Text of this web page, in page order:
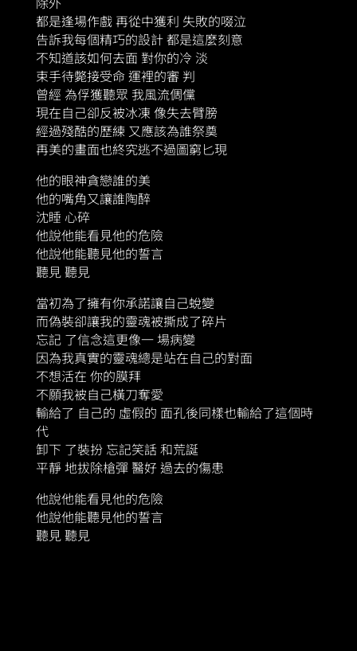
都是逢場作戲 再從中獲利 失敗的啜泣
告訴我每個精巧的設計 都是這麼刻意
不知道該如何去面 對你的冷 淡
束手待斃接受命 運裡的審 判
曾經 為俘獲聽眾 我風流倜儻
現在自己卻反被冰凍 像失去臂膀
經過殘酷的歷練 又應該為誰祭奠
再美的畫面也終究逃不過圖窮匕現
他的眼神貪戀誰的美
他的嘴角又讓誰陶醉
沈睡 心碎
他說他能看見他的危險
他說他能聽見他的誓言
聽見 聽見
當初為了擁有你承諾讓自己蛻變
而偽裝卻讓我的靈魂被撕成了碎片
忘記 了信念這更像一 場病變
因為我真實的靈魂總是站在自己的對面
不想活在 你的膜拜
不願我被自己橫刀奪愛
輸給了 自己的 虛假的 面孔後同樣也輸給了這個時
代
卸下 了裝扮 忘記笑話 和荒誕
平靜 地拔除槍彈 醫好 過去的傷患
他說他能看見他的危險
他說他能聽見他的誓言
聽見 聽見